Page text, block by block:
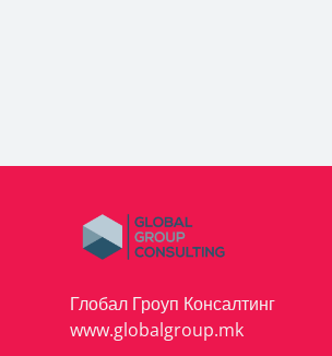
Глобал Гроуп Консалтинг
www.globalgroup.mk